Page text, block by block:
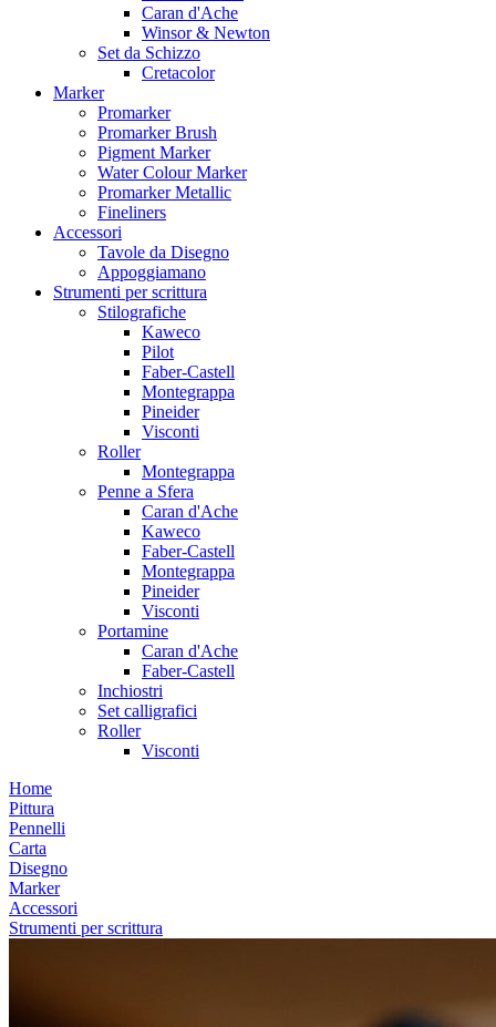
Caran d'Ache
Winsor & Newton
Set da Schizzo
Cretacolor
Marker
Promarker
Promarker Brush
Pigment Marker
Water Colour Marker
Promarker Metallic
Fineliners
Accessori
Tavole da Disegno
Appoggiamano
Strumenti per scrittura
Stilografiche
Kaweco
Pilot
Faber-Castell
Montegrappa
Pineider
Visconti
Roller
Montegrappa
Penne a Sfera
Caran d'Ache
Kaweco
Faber-Castell
Montegrappa
Pineider
Visconti
Portamine
Caran d'Ache
Faber-Castell
Inchiostri
Set calligrafici
Roller
Visconti
Home
Pittura
Pennelli
Carta
Disegno
Marker
Accessori
Strumenti per scrittura